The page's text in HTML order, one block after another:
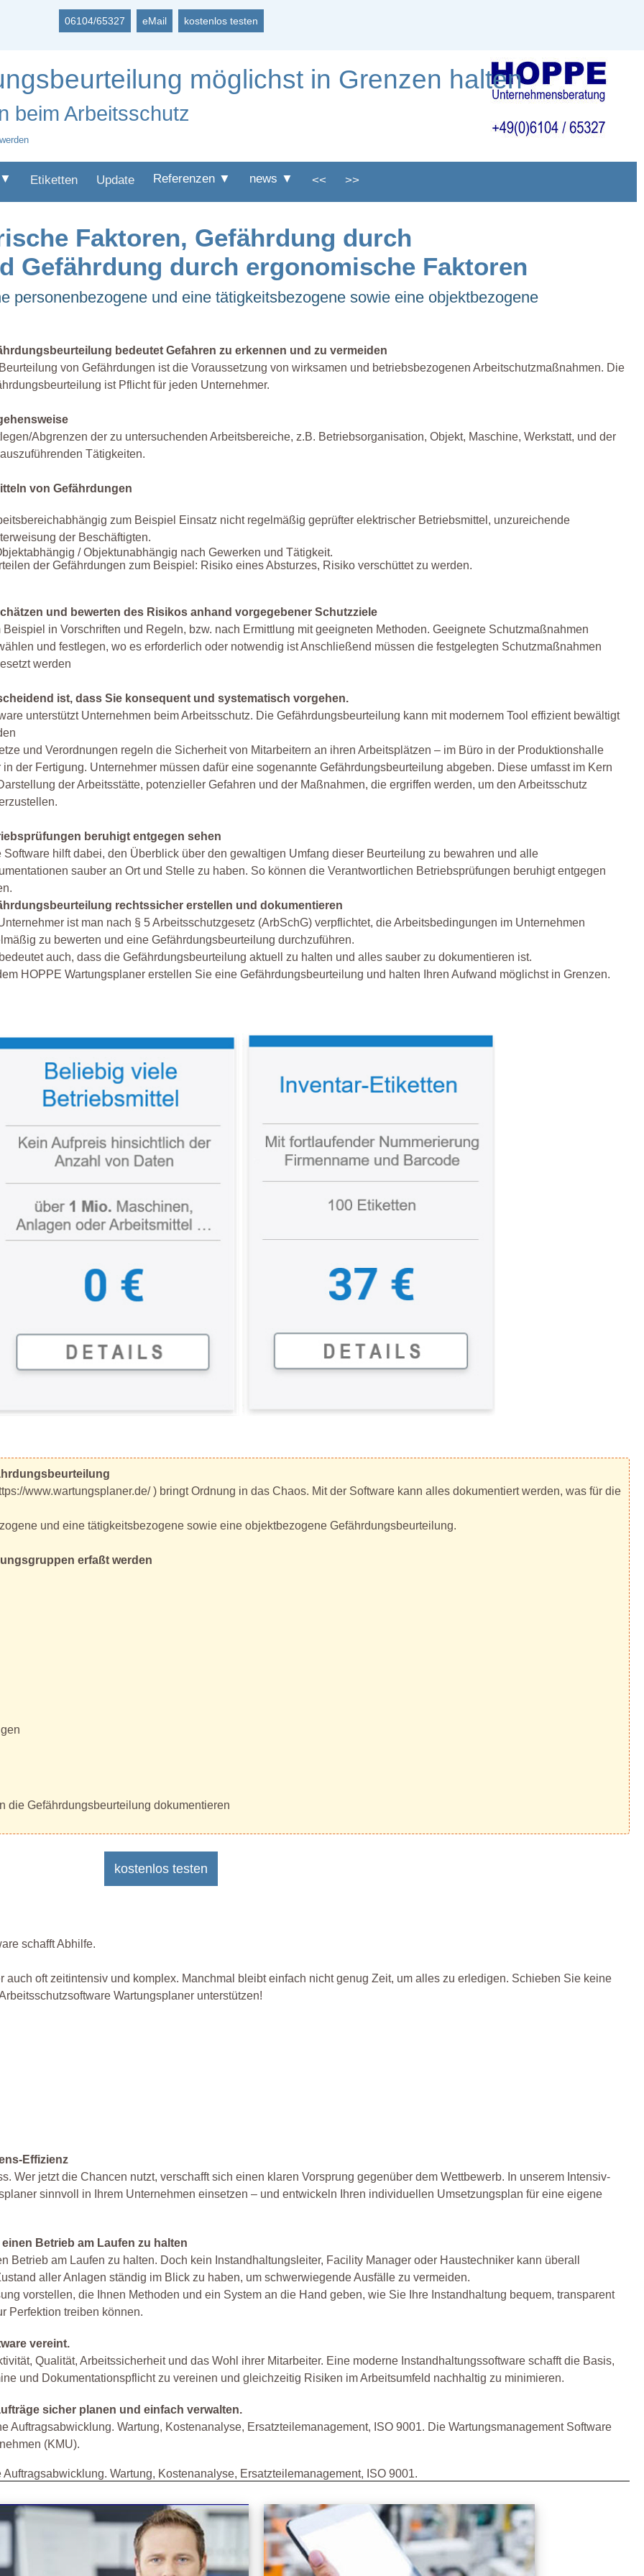
06104/65327 eMail kostenlos testen
möglichst in Grenzen halten
beim Arbeitsschutz
▼ Etiketten Update Referenzen ▼ news ▼ << >>
Faktoren, Gefährdung durch
Gefährdung durch ergonomische Faktoren
personenbezogene und eine tätigkeitsbezogene sowie eine objektbezogene
bedeutet Gefahren zu erkennen und zu vermeiden
von Gefährdungen ist die Voraussetzung von wirksamen und betriebsbezogenen Arbeitschutzmaßnahmen. Die
ist Pflicht für jeden Unternehmer.
Abgrenzen der zu untersuchenden Arbeitsbereiche, z.B. Betriebsorganisation, Objekt, Maschine, Werkstatt, und der
Tätigkeiten.
von Gefährdungen
zum Beispiel Einsatz nicht regelmäßig geprüfter elektrischer Betriebsmittel, unzureichende
der Beschäftigten.
/ Objektunabhängig nach Gewerken und Tätigkeit.
der Gefährdungen zum Beispiel: Risiko eines Absturzes, Risiko verschüttet zu werden.
und bewerten des Risikos anhand vorgegebener Schutzziele
Beispiel in Vorschriften und Regeln, bzw. nach Ermittlung mit geeigneten Methoden. Geeignete Schutzmaßnahmen
und festlegen, wo es erforderlich oder notwendig ist Anschließend müssen die festgelegten Schutzmaßnahmen
werden
ist, dass Sie konsequent und systematisch vorgehen.
unterstützt Unternehmen beim Arbeitsschutz. Die Gefährdungsbeurteilung kann mit modernem Tool effizient bewältigt
und Verordnungen regeln die Sicherheit von Mitarbeitern an ihren Arbeitsplätzen – im Büro in der Produktionshalle
in der Fertigung. Unternehmer müssen dafür eine sogenannte Gefährdungsbeurteilung abgeben. Diese umfasst im Kern
der Arbeitsstätte, potenzieller Gefahren und der Maßnahmen, die ergriffen werden, um den Arbeitsschutz
beruhigt entgegen sehen
Software hilft dabei, den Überblick über den gewaltigen Umfang dieser Beurteilung zu bewahren und alle
sauber an Ort und Stelle zu haben. So können die Verantwortlichen Betriebsprüfungen beruhigt entgegen
rechtssicher erstellen und dokumentieren
ist man nach § 5 Arbeitsschutzgesetz (ArbSchG) verpflichtet, die Arbeitsbedingungen im Unternehmen
zu bewerten und eine Gefährdungsbeurteilung durchzuführen.
auch, dass die Gefährdungsbeurteilung aktuell zu halten und alles sauber zu dokumentieren ist.
HOPPE Wartungsplaner erstellen Sie eine Gefährdungsbeurteilung und halten Ihren Aufwand möglichst in Grenzen.
www.wartungsplaner.de/ ) bringt Ordnung in das Chaos. Mit der Software kann alles dokumentiert werden, was für die
und eine tätigkeitsbezogene sowie eine objektbezogene Gefährdungsbeurteilung.
erfaßt werden
die Gefährdungsbeurteilung dokumentieren
kostenlos testen
schafft Abhilfe.
oft zeitintensiv und komplex. Manchmal bleibt einfach nicht genug Zeit, um alles zu erledigen. Schieben Sie keine
Wartungsplaner unterstützen!
Effizienz
Wer jetzt die Chancen nutzt, verschafft sich einen klaren Vorsprung gegenüber dem Wettbewerb. In unserem Intensiv-
sinnvoll in Ihrem Unternehmen einsetzen – und entwickeln Ihren individuellen Umsetzungsplan für eine eigene
Betrieb am Laufen zu halten
Betrieb am Laufen zu halten. Doch kein Instandhaltungsleiter, Facility Manager oder Haustechniker kann überall
aller Anlagen ständig im Blick zu haben, um schwerwiegende Ausfälle zu vermeiden.
vorstellen, die Ihnen Methoden und ein System an die Hand geben, wie Sie Ihre Instandhaltung bequem, transparent
Perfektion treiben können.
vereint.
Qualität, Arbeitssicherheit und das Wohl ihrer Mitarbeiter. Eine moderne Instandhaltungssoftware schafft die Basis,
und Dokumentationspflicht zu vereinen und gleichzeitig Risiken im Arbeitsumfeld nachhaltig zu minimieren.
sicher planen und einfach verwalten.
Auftragsabwicklung. Wartung, Kostenanalyse, Ersatzteilemanagement, ISO 9001. Die Wartungsmanagement Software
(KMU).
Wartung, Kostenanalyse, Ersatzteilemanagement, ISO 9001.